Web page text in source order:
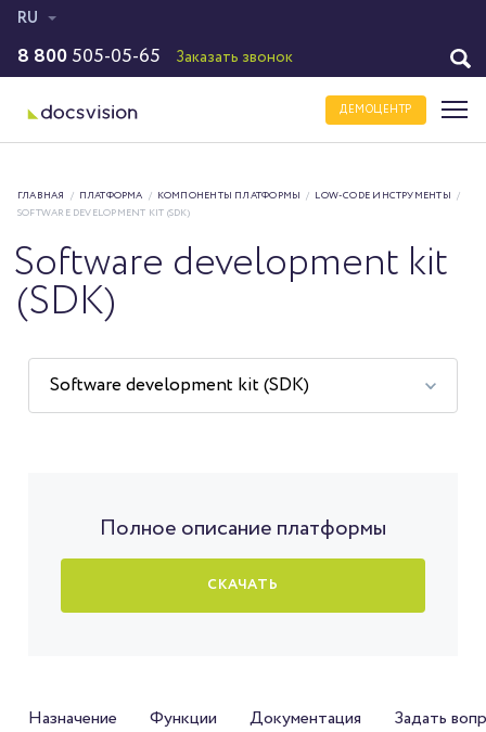
RU
8 800505-05-65 Заказать звонок
ДЕМОЦЕНТР
ГЛАВНАЯ / ПЛАТФОРМА / КОМПОНЕНТЫ ПЛАТФОРМЫ / LOW-CODE ИНСТРУМЕНТЫ /
SOFTWARE DEVELOPMENT KIT (SDK)
Software development kit
(SDK)
Software development kit (SDK)
Полное описание платформы
СКАЧАТЬ
Назначение Функции Документация Задать